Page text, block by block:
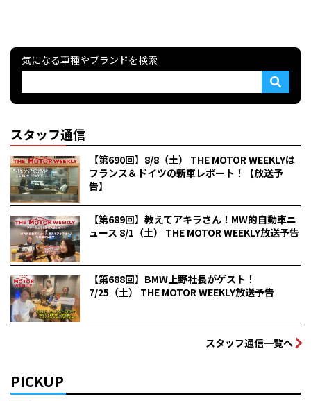
気になる車種やブランドを検索
スタッフ通信
【第690回】8/8（土） THE MOTOR WEEKLYは
フランス＆ドイツの新車レポート！【放送予
告】
【第689回】教えてアキラさん！MW的自動車ニ
ュース 8/1（土） THE MOTOR WEEKLY放送予告
【第688回】BMW上野社長がゲスト！
7/25（土） THE MOTOR WEEKLY放送予告
スタッフ通信一覧へ
PICKUP